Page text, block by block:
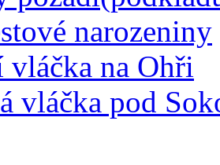
narozeniny
vláčka na Ohři
vláčka pod